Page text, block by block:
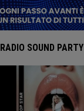
RADIO SOUND PARTY